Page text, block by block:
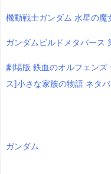
機動戦士ガンダム 水星の魔
ガンダムビルドメタバース
劇場版 鉄血のオルフェン
ス]小さな家族の物語 ネタバ
ガンダム